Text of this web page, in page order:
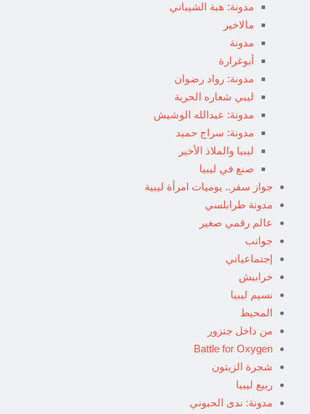
مدونة: هبة الشيباني
مالاخير
مدونة
أبوغرارة
مدونة: رواد رضوان
ليبي شعاره الحرية
مدونة: عبدالله الوشيش
مدونة: سراج حميد
ليبيا والملاذ الأخير
صنع في ليبيا
جواز سفر.. يوميات امرأة ليبية
مدونة طرابلسي
عالم رقمي صغير
جوانب
إجتماعياتي
خرابيش
نسيم ليبيا
المحيط
من داخل جنزور
Battle for Oxygen
شجرة الزيتون
ربيع ليبيا
مدونة: ندى الحبوني